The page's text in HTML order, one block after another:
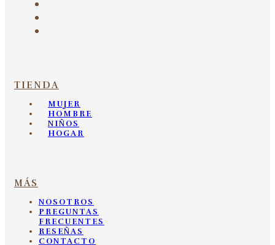
TIENDA
MUJER
HOMBRE
NIÑOS
HOGAR
MÁS
NOSOTROS
PREGUNTAS
FRECUENTES
RESEÑAS
CONTACTO